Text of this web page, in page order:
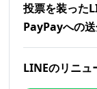
投票を装った
PayPayへの
LINEのリニュ